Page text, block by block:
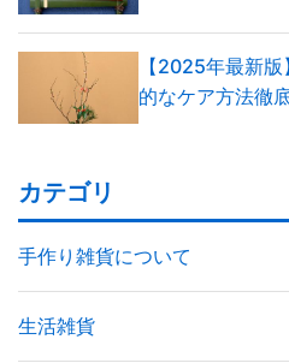
【2025年最新
的なケア方法徹
カテゴリ
手作り雑貨について
生活雑貨